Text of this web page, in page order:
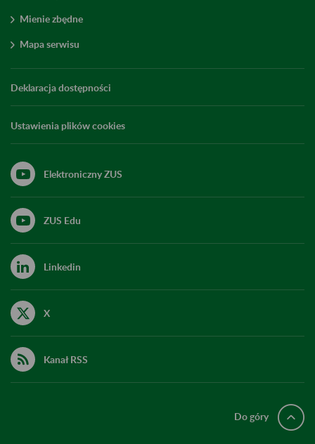
Mienie zbędne
Mapa serwisu
Deklaracja dostępności
Ustawienia plików cookies
Elektroniczny ZUS
ZUS Edu
Linkedin
X
Kanał RSS
Do góry